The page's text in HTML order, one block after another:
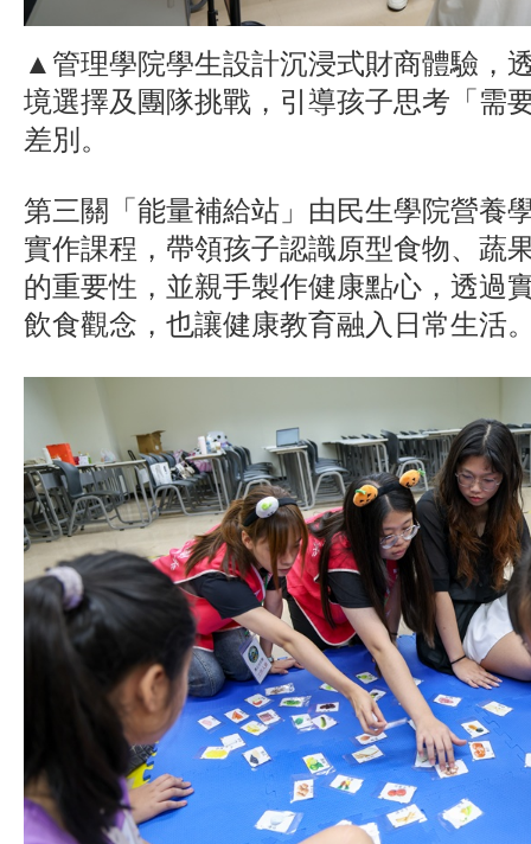
▲管理學院學生設計沉浸式財商體驗，
境選擇及團隊挑戰，引導孩子思考「需
差別。
第三關「能量補給站」由民生學院營養
實作課程，帶領孩子認識原型食物、蔬
的重要性，並親手製作健康點心，透過
飲食觀念，也讓健康教育融入日常生活